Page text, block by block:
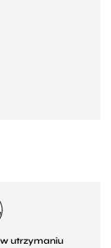
utrzymaniu